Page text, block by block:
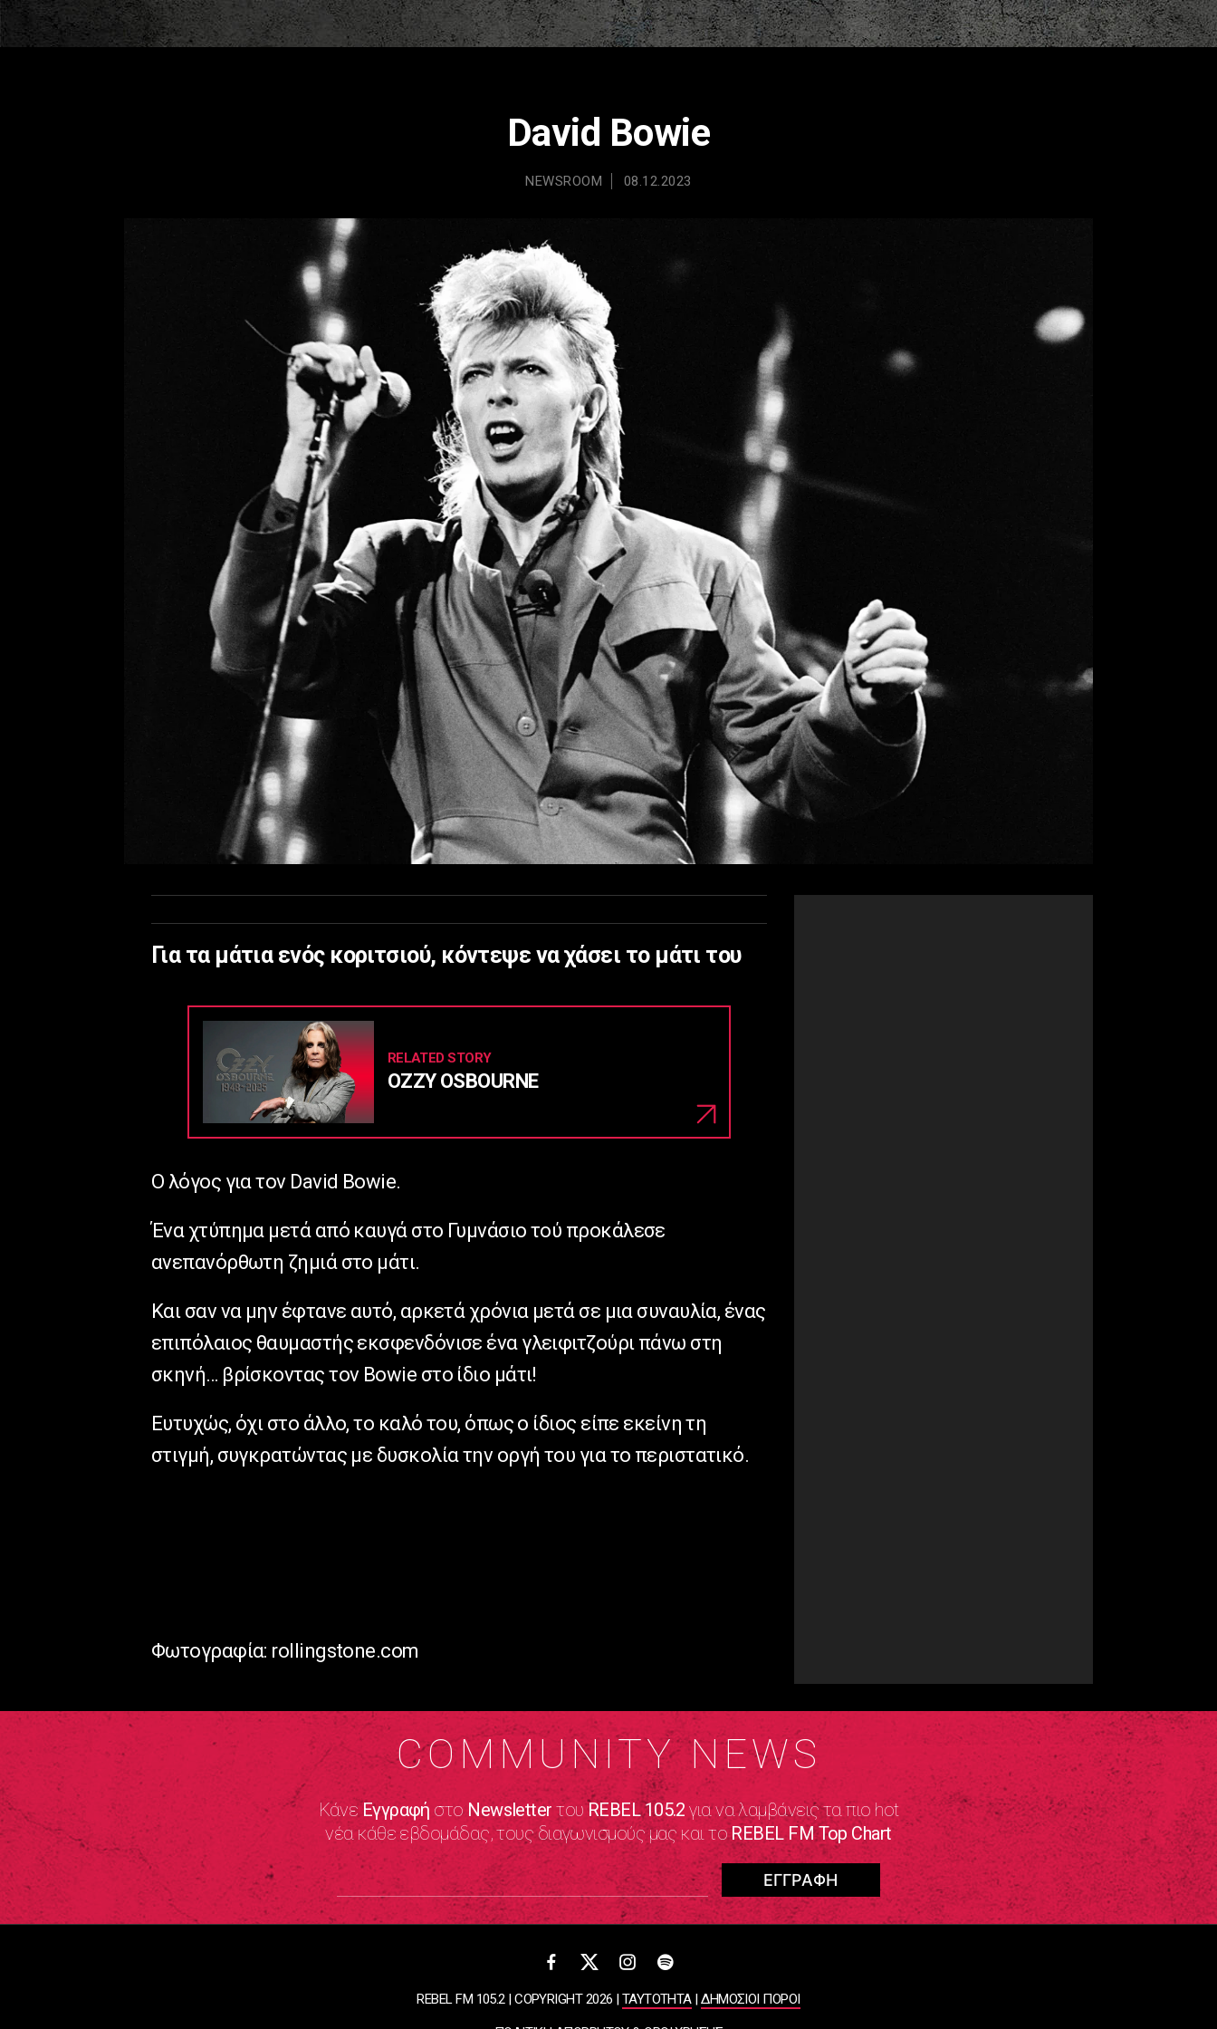
David Bowie
NEWSROOM 08.12.2023
Για τα μάτια ενός κοριτσιού, κόντεψε να χάσει το μάτι του
RELATED STORY
OZZY OSBOURNE
Ο λόγος για τον David Bowie.
Ένα χτύπημα μετά από καυγά στο Γυμνάσιο τού προκάλεσε
ανεπανόρθωτη ζημιά στο μάτι.
Και σαν να μην έφτανε αυτό, αρκετά χρόνια μετά σε μια συναυλία, ένας
επιπόλαιος θαυμαστής εκσφενδόνισε ένα γλειφιτζούρι πάνω στη
σκηνή… βρίσκοντας τον Bowie στο ίδιο μάτι!
Ευτυχώς, όχι στο άλλο, το καλό του, όπως ο ίδιος είπε εκείνη τη
στιγμή, συγκρατώντας με δυσκολία την οργή του για το περιστατικό.
Φωτογραφία: rollingstone.com
COMMUNITY NEWS
ΚάνεΕγγραφή στο Newsletter τουREBEL 105.2 για να λαμβάνεις τα πιο hot
νέα κάθε εβδομάδας, τους διαγωνισμούς μας και τοREBEL FM Top Chart
REBEL FM 105.2 | COPYRIGHT 2026 | ΤΑΥΤΟΤΗΤΑ|ΔΗΜΟΣΙΟΙ ΠΟΡΟΙ